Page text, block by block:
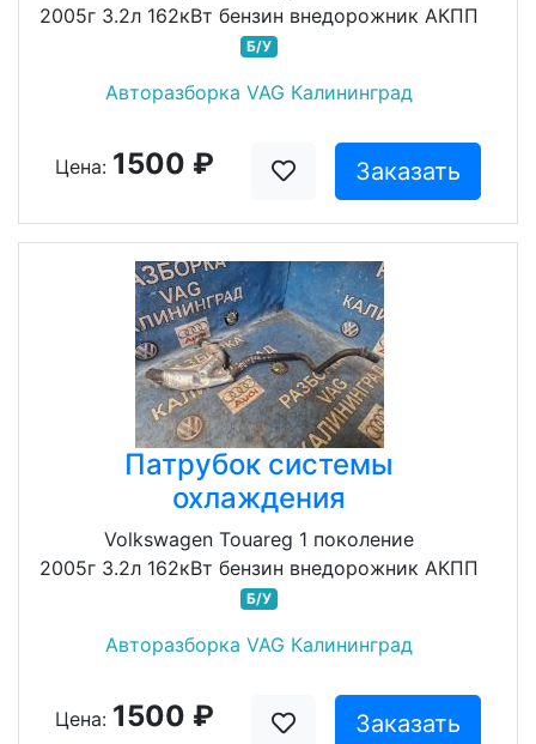
2005г 3.2л 162кВт бензин внедорожник АКПП
Б/У
Авторазборка VAG Калининград
Цена: 1500 ₽ Заказать
Патрубок системы
охлаждения
Volkswagen Touareg 1 поколение
2005г 3.2л 162кВт бензин внедорожник АКПП
Б/У
Авторазборка VAG Калининград
Цена: 1500 ₽ Заказать